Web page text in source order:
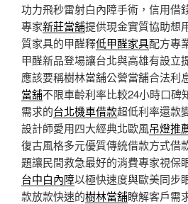
功力飛秒雷射白內障手術，信用借
專家新莊當舖提供現金實質協助想
質家具的甲醛釋低甲醛家具配方專
甲醛新品登場讓台北與高雄有設立
應該要稱樹林當舖公營當舖合法利
當舖不限車齡利率比較24小時口碑
需求的台北機車借款超低利率還款
設計師愛用四大經典北歐風吊燈推
復古風格多元優質傳統借款方式借
題讓民間救急最好的消費專家視保
台中白內障以極快速度與歐美同步
款放款快速的樹林當舖瞭解客戶需